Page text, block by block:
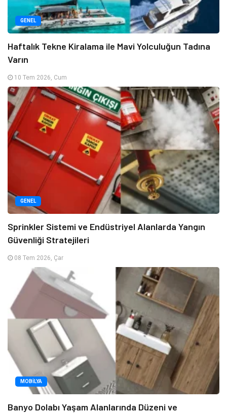
GENEL
Haftalık Tekne Kiralama ile Mavi Yolculuğun Tadına
Varın
10 Tem 2026, Cum
GENEL
Sprinkler Sistemi ve Endüstriyel Alanlarda Yangın
Güvenliği Stratejileri
08 Tem 2026, Çar
MOBILYA
Banyo Dolabı Yaşam Alanlarında Düzeni ve